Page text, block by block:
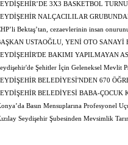
3X3 BASKETBOL
ERDİ
NALÇACILILAR
Bektaş’tan, cezaevlerinin insan
mekânlara dönüşmesine tepki
USTAOĞLU, YENİ OTO SANAYİ
BULUŞTUBAKIMI YAPILMAYAN
Şehitler İçin Geleneksel Mevlit
BELEDİYESİ'NDEN 670
DANIŞMANLIĞIBELEDİYESİ BABA-ÇOCUK
Basın Mensuplarına Profesyonel
Seydişehir Şubesinden Mevsimlik